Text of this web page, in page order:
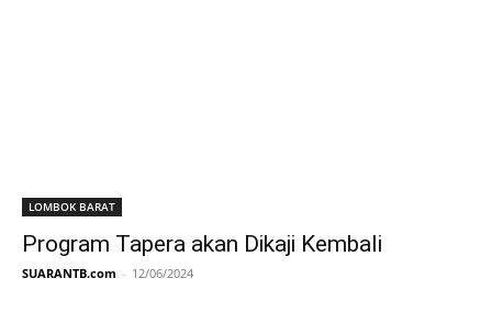
LOMBOK BARAT
Program Tapera akan Dikaji Kembali
SUARANTB.com - 12/06/2024